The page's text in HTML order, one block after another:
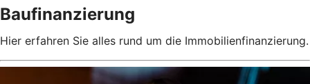
Baufinanzierung
Hier erfahren Sie alles rund um die Immobilienfinanzierung.